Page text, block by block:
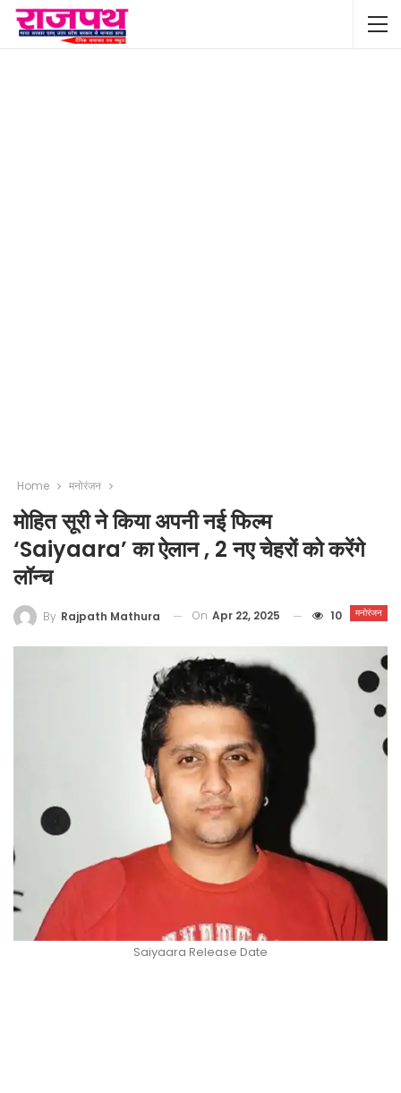
Home मनोरंजन
मोहित सूरी ने किया अपनी नई फिल्म
‘Saiyaara’ का ऐलान , 2 नए चेहरों को करेंगे
लॉन्च
मनोरंजन
By Rajpath Mathura On Apr 22, 2025 10
Saiyaara Release Date